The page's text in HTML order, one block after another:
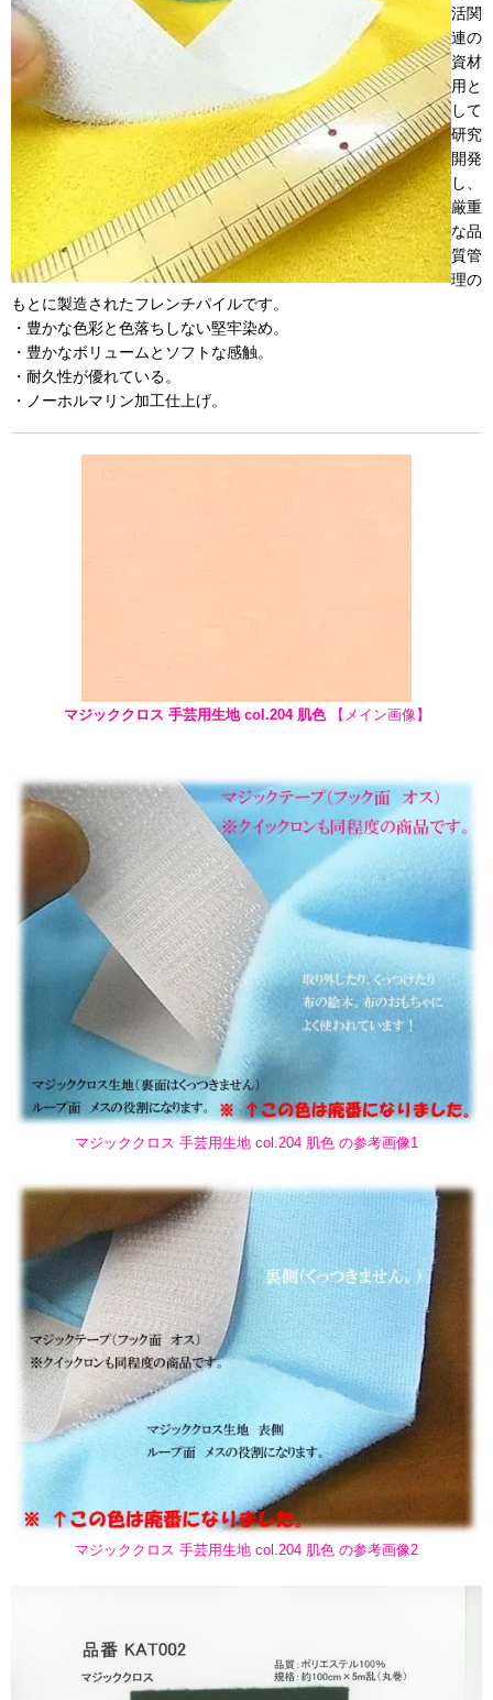
活関
連の
資材
用と
して
研究
開発
し、
厳重
な品
質管
理の
もとに製造されたフレンチパイルです。
・豊かな色彩と色落ちしない堅牢染め。
・豊かなボリュームとソフトな感触。
・耐久性が優れている。
・ノーホルマリン加工仕上げ。
マジッククロス 手芸用生地 col.204 肌色【メイン画像】
マジッククロス 手芸用生地 col.204 肌色 の参考画像1
マジッククロス 手芸用生地 col.204 肌色 の参考画像2